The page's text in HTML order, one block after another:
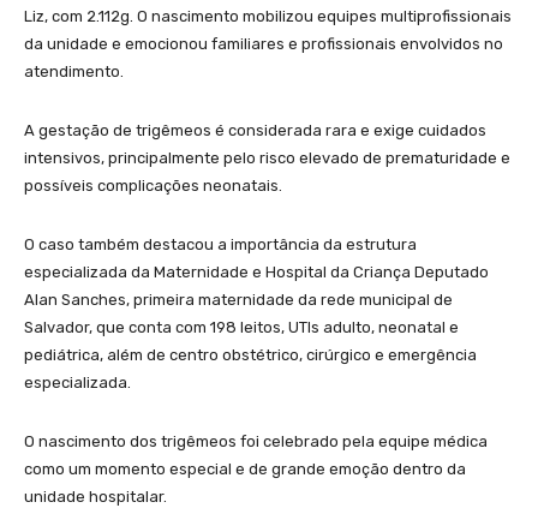
Liz, com 2.112g. O nascimento mobilizou equipes multiprofissionais
da unidade e emocionou familiares e profissionais envolvidos no
atendimento.
A gestação de trigêmeos é considerada rara e exige cuidados
intensivos, principalmente pelo risco elevado de prematuridade e
possíveis complicações neonatais.
O caso também destacou a importância da estrutura
especializada da Maternidade e Hospital da Criança Deputado
Alan Sanches, primeira maternidade da rede municipal de
Salvador, que conta com 198 leitos, UTIs adulto, neonatal e
pediátrica, além de centro obstétrico, cirúrgico e emergência
especializada.
O nascimento dos trigêmeos foi celebrado pela equipe médica
como um momento especial e de grande emoção dentro da
unidade hospitalar.